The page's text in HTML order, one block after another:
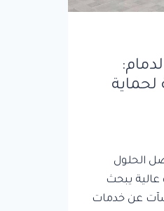
الحلول
عالية يبحث
عن خدمات